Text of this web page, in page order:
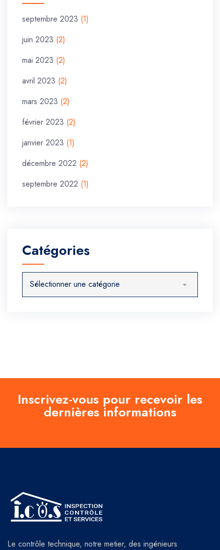
septembre 2023 (1)
juin 2023 (2)
mai 2023 (2)
avril 2023 (2)
mars 2023 (2)
février 2023 (2)
janvier 2023 (1)
décembre 2022 (2)
septembre 2022 (1)
Catégories
Catégories
Inscrivez-vous pour recevoir les
dernières informations
Le contrôle technique, notre metier, des ingénieurs